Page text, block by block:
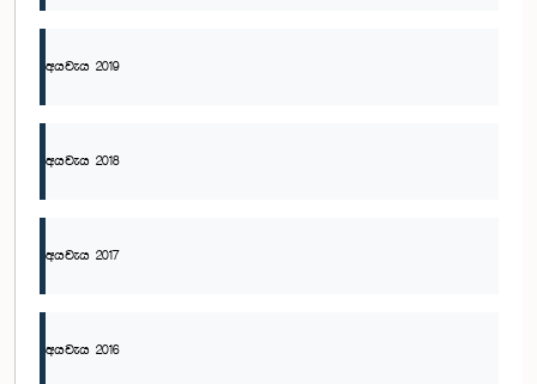
අයවැය 2019
අයවැය 2018
අයවැය 2017
අයවැය 2016